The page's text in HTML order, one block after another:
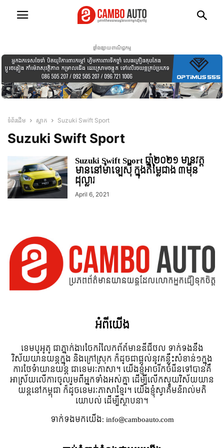
ផ្ទាំងផ្សាយពាណិជ្ជកម្ម
ទំព័រដើម ស្លាក Suzuki Swift Sport
Suzuki Swift Sport
Suzuki Swift Sport ឆ្នាំ២០២១ មានវត្ត
មាននៅម៉ាឡេស៊ី ក្នុងតម្លៃជាង ៣ម៉ឺន
ដុល្លារ
April 6, 2021
អំពី​យើង
ខេមបូអូតូ ជាភ្នាក់ងារចែករំលែកព័ត៍មានឌីជីថល ទាក់ទងនឹង
វិស័យយានយន្តក្នុង និងក្រៅស្រុក ក៏ដូចជាផ្តល់នូវគន្លឹះសំខាន់ៗក្នុង
ការថែទំាយានយន្ត ជាខេមរៈភាសា។ យើងខ្ញុំអាចរីកចំរើនទៅបានគឺ
អាស្រ័យលើការចូលរួមពីអ្នកទាំងអស់គ្នា ដើម្បីលើកស្ទួយវិស័យយាន
យន្តនៅកម្ពុជា ក៏ដូចខេមរៈភាសាខ្មែរ។ យើងខ្ញុំស្វាគមន៌រាល់មតិ
យោបល់ ដើម្បីស្ថាបនា។
ទាក់ទង​មក​យើង:info@camboauto.com